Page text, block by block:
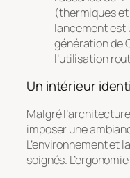
(thermiques
lancement est
génération de
l’utilisation
Un intérieur
Malgré
imposer une
L’environnement et
soignés.